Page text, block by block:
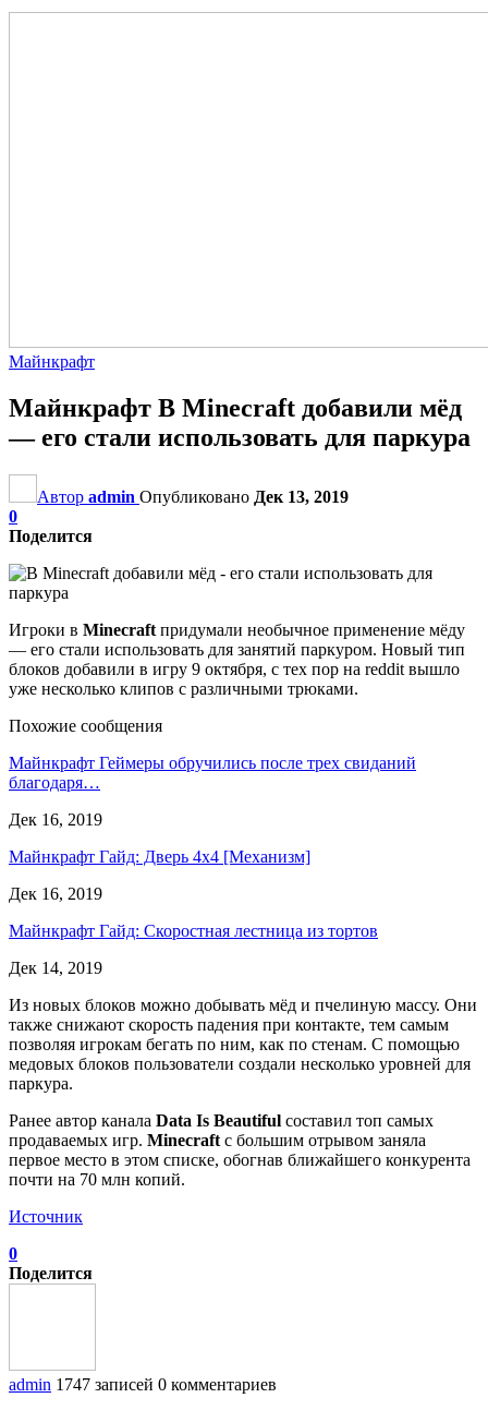
Майнкрафт
Майнкрафт В Minecraft добавили мёд
— его стали использовать для паркура
Автор admin Опубликовано Дек 13, 2019
0
Поделится
Игроки в Minecraft придумали необычное применение мёду
— его стали использовать для занятий паркуром. Новый тип
блоков добавили в игру 9 октября, с тех пор на reddit вышло
уже несколько клипов с различными трюками.
Похожие сообщения
Майнкрафт Геймеры обручились после трех свиданий
благодаря…
Дек 16, 2019
Майнкрафт Гайд: Дверь 4х4 [Механизм]
Дек 16, 2019
Майнкрафт Гайд: Скоростная лестница из тортов
Дек 14, 2019
Из новых блоков можно добывать мёд и пчелиную массу. Они
также снижают скорость падения при контакте, тем самым
позволяя игрокам бегать по ним, как по стенам. С помощью
медовых блоков пользователи создали несколько уровней для
паркура.
Ранее автор канала Data Is Beautiful составил топ самых
продаваемых игр. Minecraft с большим отрывом заняла
первое место в этом списке, обогнав ближайшего конкурента
почти на 70 млн копий.
Источник
0
Поделится
admin 1747 записей 0 комментариев